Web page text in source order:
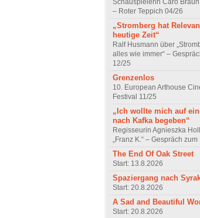
– Roter Teppich 04/26
„Stromberg hat
heutige Zeit“
Ralf Husmann über
alles wie immer“ –
12/25
Grenzenlos
10. European Arthouse
Festival 11/25
„Ich wollte mich auf
nach Kafka begeben“
Regisseurin Agnieszka
„Franz K.“ – Gespräch
The End Of Oak Street
Start: 13.8.2026
Spaziergang nach
Start: 20.8.2026
A Sad and Beautiful
Start: 20.8.2026